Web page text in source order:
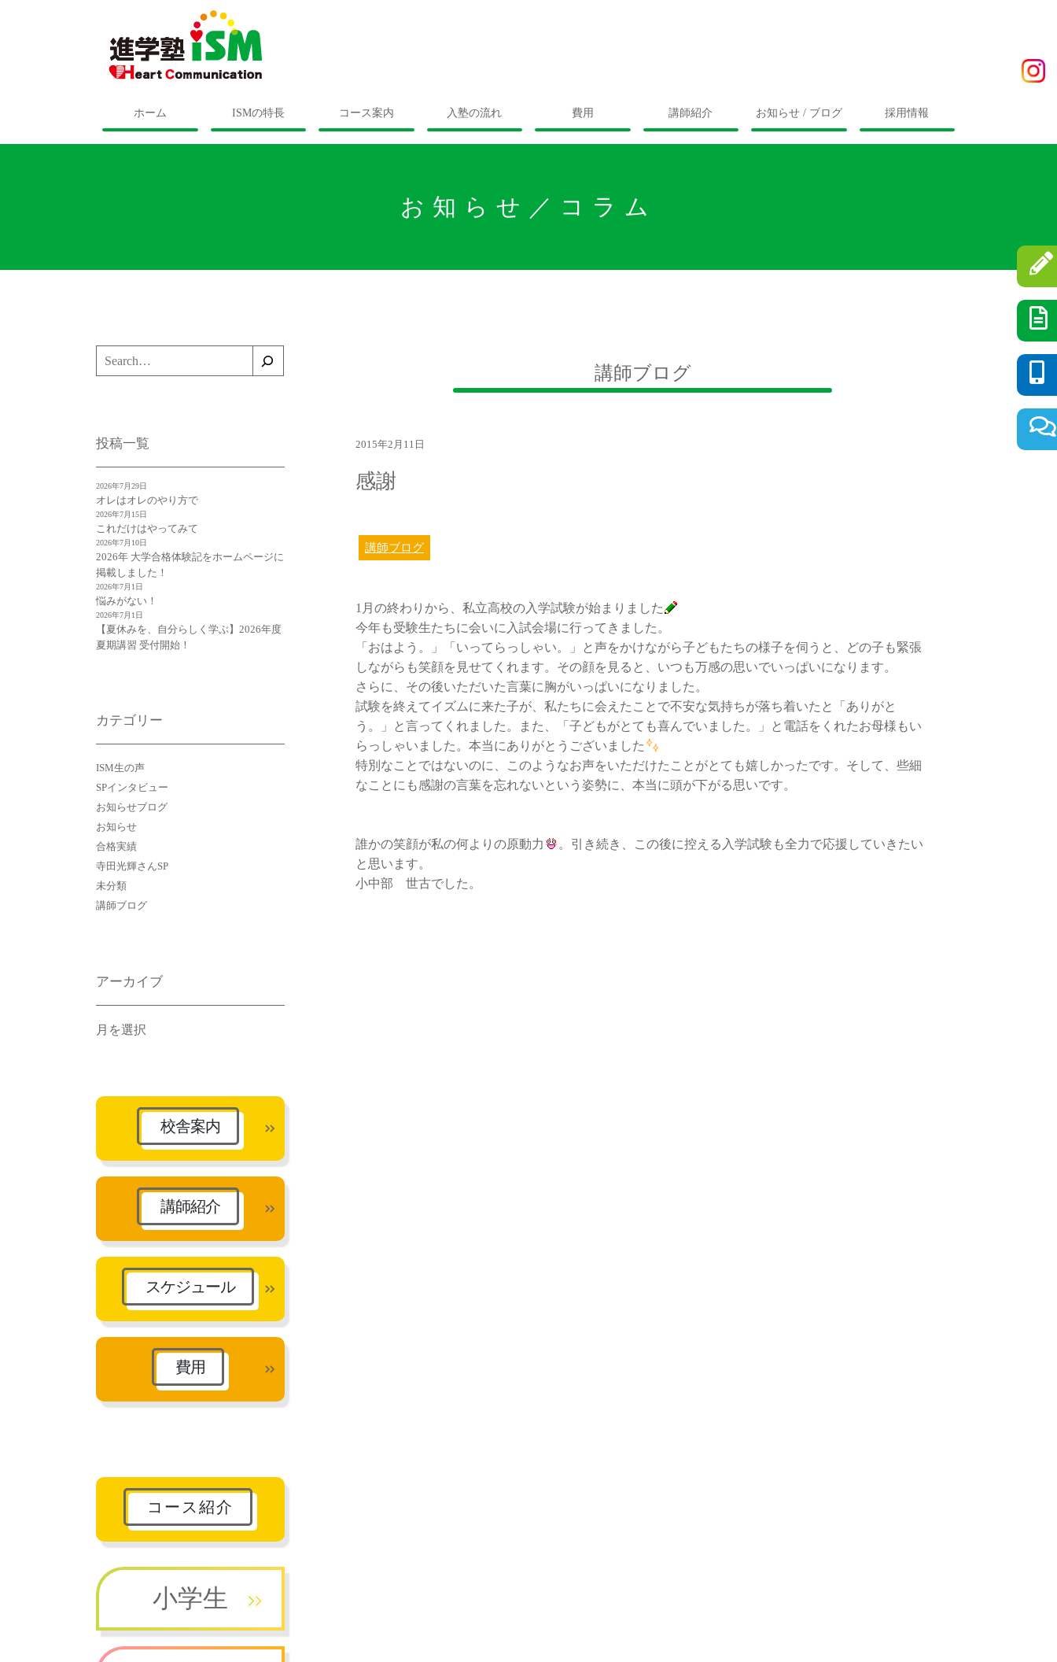
ホーム ISMの特長 コース案内 入塾の流れ 費用 講師紹介 お知らせ / ブログ 採用情報
お知らせ／コラム
講師ブログ
2015年2月11日
感謝
講師ブログ
1月の終わりから、私立高校の入学試験が始まりました
今年も受験生たちに会いに入試会場に行ってきました。
「おはよう。」「いってらっしゃい。」と声をかけながら子どもたちの様子を伺うと、どの子も緊張
しながらも笑顔を見せてくれます。その顔を見ると、いつも万感の思いでいっぱいになります。
さらに、その後いただいた言葉に胸がいっぱいになりました。
試験を終えてイズムに来た子が、私たちに会えたことで不安な気持ちが落ち着いたと「ありがと
う。」と言ってくれました。また、「子どもがとても喜んでいました。」と電話をくれたお母様もい
らっしゃいました。本当にありがとうございました
特別なことではないのに、このようなお声をいただけたことがとても嬉しかったです。そして、些細
なことにも感謝の言葉を忘れないという姿勢に、本当に頭が下がる思いです。
誰かの笑顔が私の何よりの原動力
。引き続き、この後に控える入学試験も全力で応援していきたい
と思います。
小中部 世古でした。
検
索
投稿一覧
オレはオレのやり方で
2026年7月29日
これだけはやってみて
2026年7月15日
2026年 大学合格体験記をホームページに
掲載しました！
2026年7月10日
悩みがない！
2026年7月1日
【夏休みを、自分らしく学ぶ】2026年度
夏期講習 受付開始！
2026年7月1日
カテゴリー
ISM生の声
SPインタビュー
お知らせブログ
お知らせ
合格実績
寺田光輝さんSP
未分類
講師ブログ
アーカイブ
ア
ブ
校舎案内
講師紹介
スケジュール
費用
コース紹介
小学生